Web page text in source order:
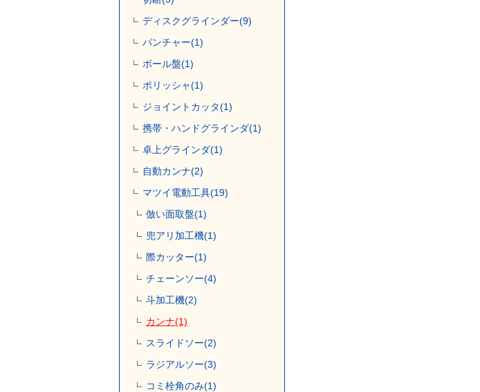
ディスクグラインダー(9)
パンチャー(1)
ボール盤(1)
ポリッシャ(1)
ジョイントカッタ(1)
携帯・ハンドグラインダ(1)
卓上グラインダ(1)
自動カンナ(2)
マツイ電動工具(19)
倣い面取盤(1)
兜アリ加工機(1)
際カッター(1)
チェーンソー(4)
斗加工機(2)
カンナ(1)
スライドソー(2)
ラジアルソー(3)
コミ栓角のみ(1)